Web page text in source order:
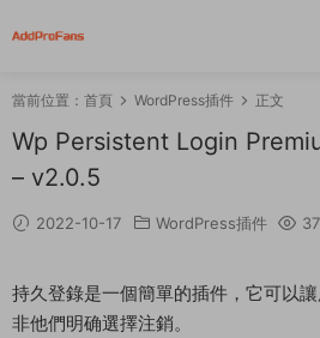
當前位置： 首頁 WordPress插件 正文
Wp Persistent Login
– v2.0.5
2022-10-17 WordPress插件
持久登錄是一個簡單的插件，它可以
非他們明确選擇注銷。